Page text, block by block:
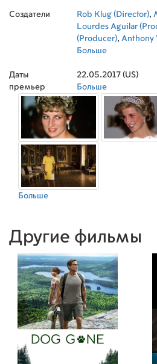
Создатели Rob Klug (Director),
Lourdes Aguilar
(Producer), Anthony
Больше
Даты
премьер
22.05.2017 (US)
Больше
Больше
Другие фильмы